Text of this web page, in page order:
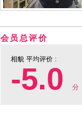
会员总评价
相貌 平均评价 :
-5.0 分